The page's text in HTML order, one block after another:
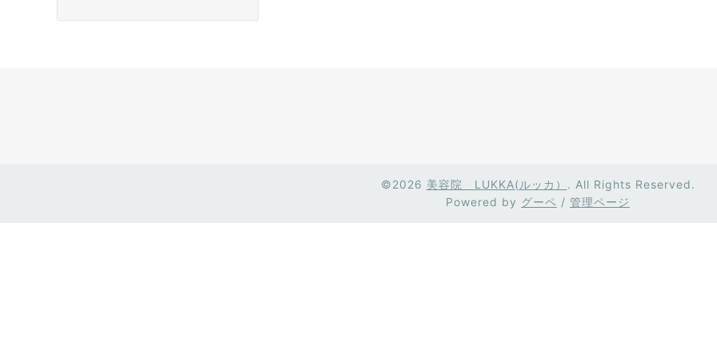
©2026 美容院 LUKKA(ルッカ） . All Rights Reserved.
Powered by グーペ / 管理ページ